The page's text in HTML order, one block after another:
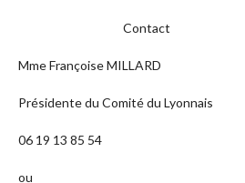
Contact
Mme Françoise MILLARD
Présidente du Comité du Lyonnais
06 19 13 85 54
ou